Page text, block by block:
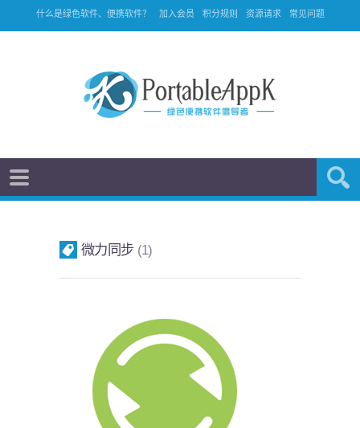
什么是绿色软件、便携软件？ 加入会员 积分规则 资源请求 常见问题
微力同步 1